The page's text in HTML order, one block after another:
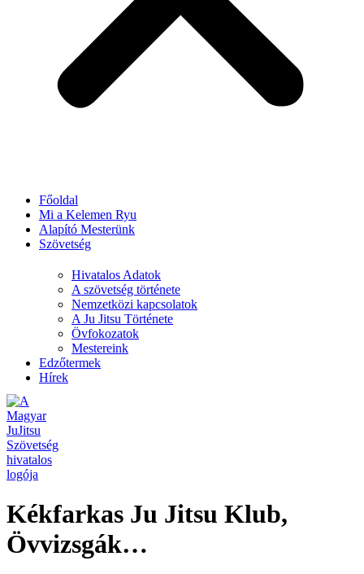
Főoldal
Mi a Kelemen Ryu
Alapító Mesterünk
Szövetség
Hivatalos Adatok
A szövetség története
Nemzetközi kapcsolatok
A Ju Jitsu Története
Övfokozatok
Mestereink
Edzőtermek
Hírek
Kékfarkas Ju Jitsu Klub,
Övvizsgák…